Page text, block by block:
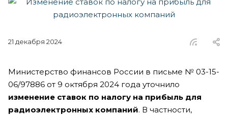
21 декабря 2024
Министерство финансов России в письме № 03-15-
06/97886 от 9 октября 2024 года уточнило
изменение ставок по налогу на прибыль для
радиоэлектронных компаний. В частности,